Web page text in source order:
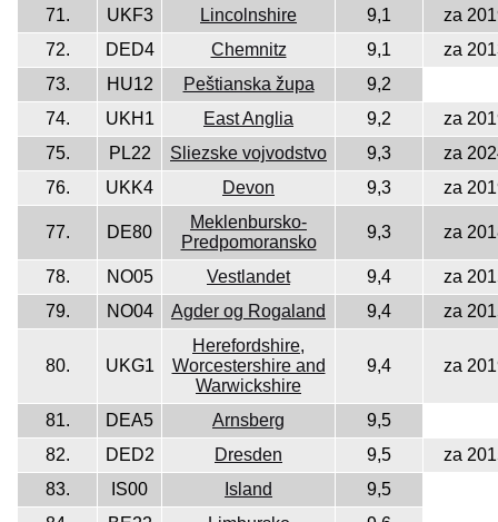
71. UKF3 Lincolnshire 9,1
za
72.
DED4 Chemnitz 9,1
za
73.
HU12 Peštianska župa
9,2
74.
UKH1 East Anglia 9,2
za
75.
PL22 Sliezske vojvodstvo 9,3
za
76.
UKK4 Devon 9,3 za
77. DE80
Meklenbursko-
Predpomoransko
9,3 za
78. NO05 Vestlandet 9,4
za
79.
NO04 Agder og Rogaland 9,4 za
80. UKG1
Herefordshire,
Worcestershire and
Warwickshire
9,4 za
81. DEA5 Arnsberg
9,5
82.
DED2 Dresden 9,5
za
83.
IS00 Island
9,5